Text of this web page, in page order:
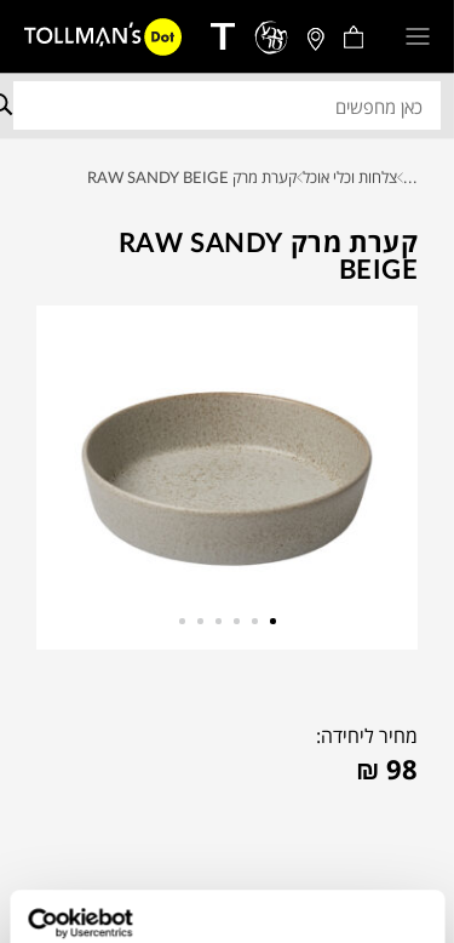
... צלחות וכלי אוכל קערת מרק RAW SANDY BEIGE
קערת מרק RAW SANDY
BEIGE
מחיר ליחידה:
₪ 98